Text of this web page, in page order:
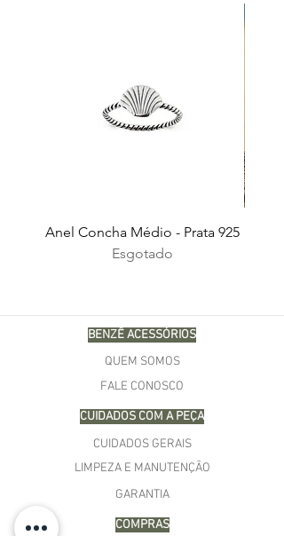
Anel Concha Médio - Prata 925
Esgotado
BENZÊ ACESSÓRIOS
QUEM SOMOS
FALE CONOSCO
CUIDADOS COM A PEÇA
CUIDADOS GERAIS
LIMPEZA E MANUTENÇÃO
GARANTIA
COMPRAS